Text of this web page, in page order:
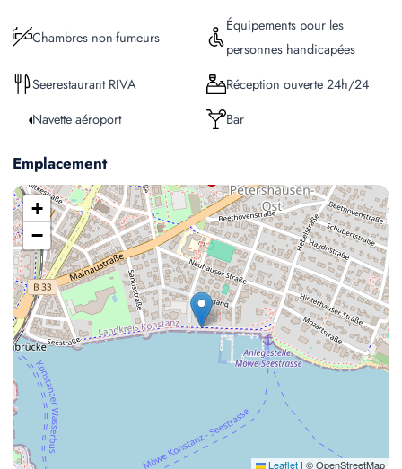
Chambres non-fumeurs
Équipements pour les
personnes handicapées
Seerestaurant RIVA
Réception ouverte 24h/24
Navette aéroport
Bar
Emplacement
+
−
Leaflet | © OpenStreetMap